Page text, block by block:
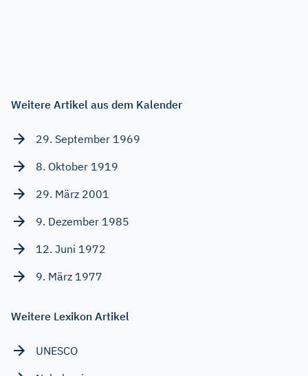
Weitere Artikel aus dem Kalender
29. September 1969
8. Oktober 1919
29. März 2001
9. Dezember 1985
12. Juni 1972
9. März 1977
Weitere Lexikon Artikel
UNESCO